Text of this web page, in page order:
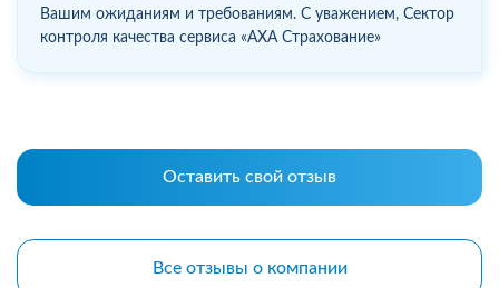
Вашим ожиданиям и требованиям. С уважением, Сектор
контроля качества сервиса «АХА Страхование»
Оставить свой отзыв
Все отзывы о компании